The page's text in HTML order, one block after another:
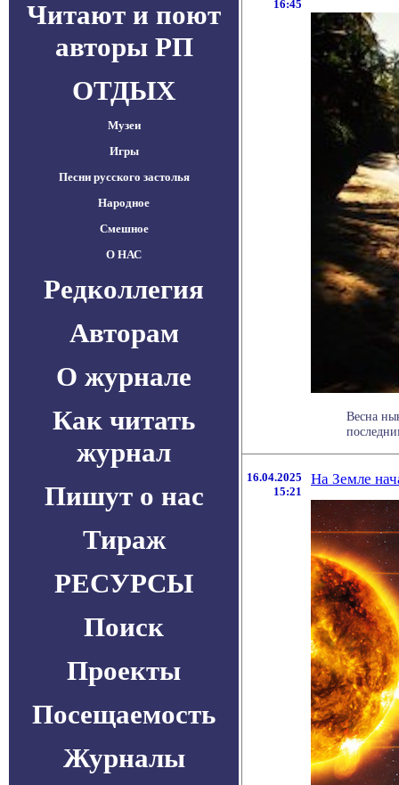
Читают и поют
авторы РП
ОТДЫХ
Музеи
Игры
Песни русского застолья
Народное
Смешное
О НАС
Редколлегия
Авторам
О журнале
Как читать
журнал
Пишут о нас
Тираж
РЕСУРСЫ
Поиск
Проекты
Посещаемость
Журналы
16:45
Весна
16.04.2025
15:21
На Земле